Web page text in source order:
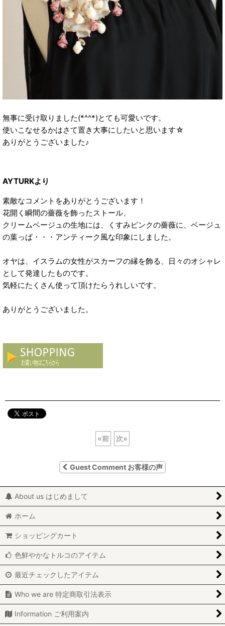
無事に受け取りました(*^^*)とても可愛いです。
使いこなせるかはさて置き大事にしたいと思います☆
ありがとうございました♪
AYTURKより
素敵なコメントをありがとうございます！
花開く瞬間の薔薇を飾ったストール、
クリームベージュの生地には、くすみピンクの薔薇に、ベージュ
の葉っぱ・・・アンティーク風な印象にしました。
オヤは、イスラムの女性がスカーフの縁を飾る、日々のオシャレ
として発達したものです。
気軽にたくさん使って頂けたらうれしいです。
ありがとうございました。
«前 次»
Guest Comment お客様の声
About us はじめまして
ホーム
ショッピングカート
色鮮やかなトルコのアイテム
最近チェックしたアイテム
Who we are 特定商取引法表示
Information ご利用案内